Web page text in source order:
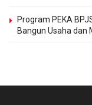
Program PEKA
Bangun Usaha dan